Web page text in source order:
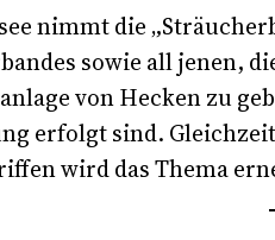
nimmt die
sowie all jenen,
von Hecken zu
erfolgt sind.
wird das Thema